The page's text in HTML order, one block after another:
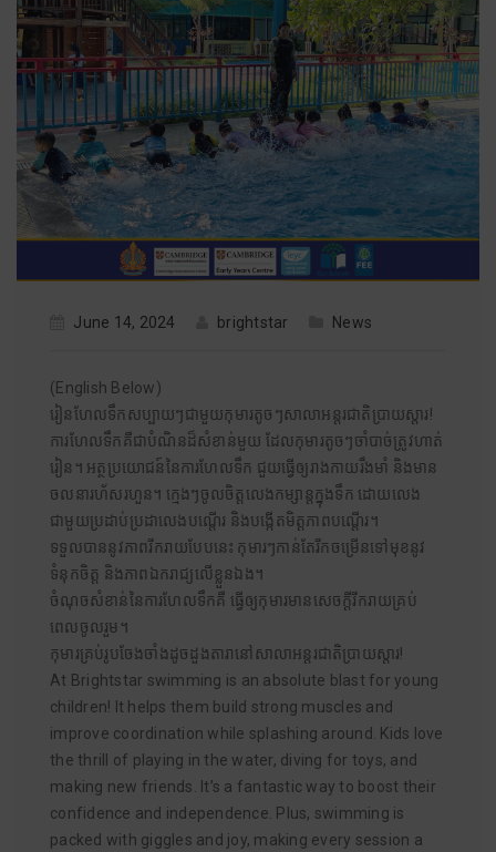
June 14, 2024 brightstar News
(English Below)
រៀនហែលទឹកសប្បាយៗជាមួយកុមារតូចៗសាលាអន្តរជាតិប្រាយស្តារ!
ការហែលទឹកគឺជាបំណិនដ៏សំខាន់មួយ ដែលកុមារតូចៗចាំបាច់ត្រូវហាត់
រៀន។ អត្ថប្រយោជន៍នៃការហែលទឹក ជួយធ្វើឲ្យរាងកាយរឹងមាំ និងមាន
ចលនារហ័សរហួន។ ក្មេងៗចូលចិត្តលេងកម្សាន្តក្នុងទឹក ដោយលេង
ជាមួយប្រដាប់ប្រដាលេងបណ្តើរ និងបង្កើតមិត្តភាពបណ្តើរ។
ទទួលបាននូវភាពរីករាយបែបនេះ កុមារៗកាន់តែរីកចម្រើនទៅមុខនូវ
ទំនុកចិត្ត និងភាពឯករាជ្យលើខ្លួនឯង។
ចំណុចសំខាន់នៃការហែលទឹកគឺ ធ្វើឲ្យកុមារមានសេចក្តីរីករាយគ្រប់
ពេលចូលរួម។
កុមារគ្រប់រូបចែងចាំងដូចដួងតារានៅសាលាអន្តរជាតិប្រាយស្តារ!
At Brightstar swimming is an absolute blast for young
children! It helps them build strong muscles and
improve coordination while splashing around. Kids love
the thrill of playing in the water, diving for toys, and
making new friends. It’s a fantastic way to boost their
confidence and independence. Plus, swimming is
packed with giggles and joy, making every session a